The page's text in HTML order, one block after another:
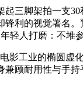
三脚架拍一支
利的视觉署名
轻人打磨：不
影工业的椭圆虚
顾耐用性与手